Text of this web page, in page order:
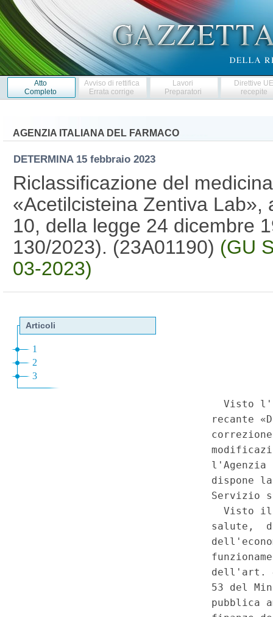
Atto
Completo
Avviso di rettifica
Errata corrige
Lavori
Preparatori
Direttive
recepite
AGENZIA ITALIANA DEL FARMACO
DETERMINA 15 febbraio 2023
Riclassificazione del
«Acetilcisteina Zentiva Lab»,
10, della legge 24 dicembre
130/2023). (23A01190) (GU
03-2023)